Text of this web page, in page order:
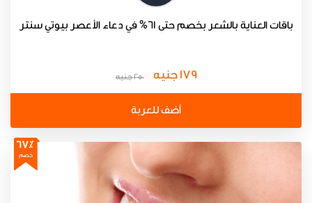
باقات العناية بالشعر بخصم حتى 61% في دعاء الأعصر بيوتي سنتر
179 جنيه 250 جنيه
أضف للعربة
67٪
خصم